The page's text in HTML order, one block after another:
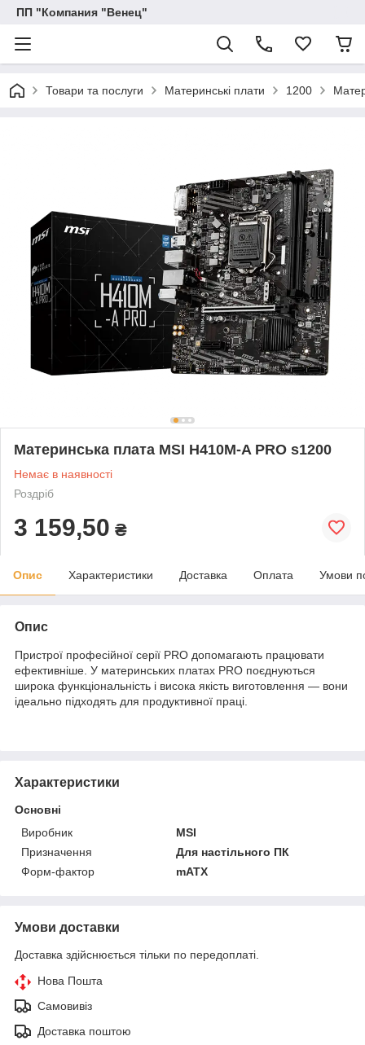
ПП "Компания "Венец"
Товари та послуги Материнські плати 1200
Материнська плата MSI H410M-A PRO s1200
Немає в наявності
Роздріб
3 159,50 ₴
Опис Характеристики Доставка Оплата Умови
Опис
Пристрої професійної серії PRO допомагають працювати
ефективніше. У материнських платах PRO поєднуються
широка функціональність і висока якість виготовлення — вони
ідеально підходять для продуктивної праці.
Характеристики
Основні
Виробник
MSI
Призначення
Для настільного ПК
Форм-фактор
mATX
Умови доставки
Доставка здійснюється тільки по передоплаті.
Нова Пошта
Самовивіз
Доставка поштою